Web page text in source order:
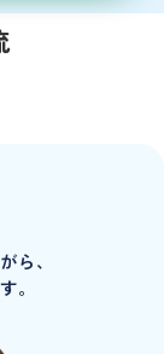
ら、
。